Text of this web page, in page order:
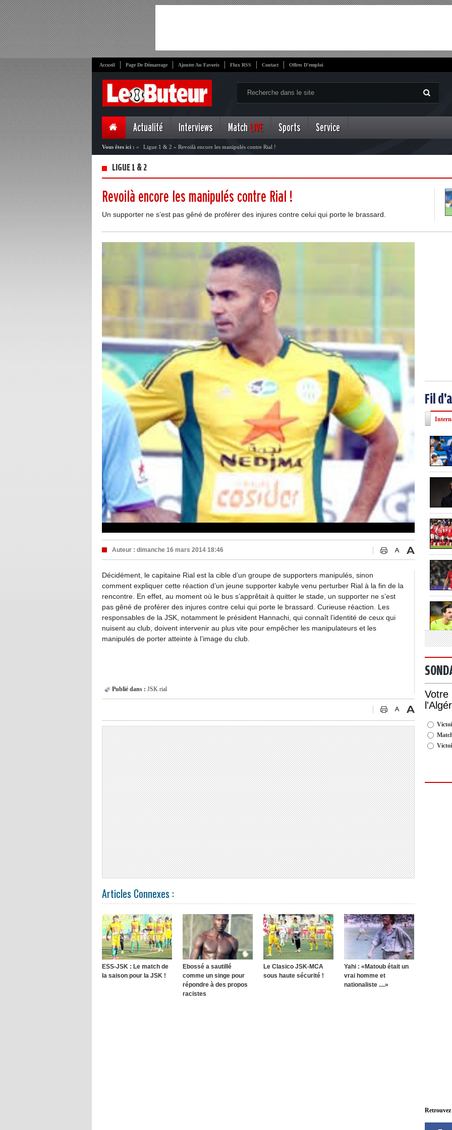
Accueil Page De Démarrage Ajouter Au Favoris Flux RSS Contact Offres D'emploi
Actualité Interviews Match LIVE Sports Service
Vous êtes ici : » Ligue 1 & 2 » Revoilà encore les manipulés contre Rial !
LIGUE 1 & 2
Revoilà encore les manipulés contre Rial !
Un supporter ne s’est pas gêné de proférer des injures contre celui qui porte le brassard.
Auteur : dimanche 16 mars 2014 18:46
Décidément, le capitaine Rial est la cible d’un groupe de supporters manipulés, sinon
comment expliquer cette réaction d’un jeune supporter kabyle venu perturber Rial à la fin de la
rencontre. En effet, au moment où le bus s’apprêtait à quitter le stade, un supporter ne s’est
pas gêné de proférer des injures contre celui qui porte le brassard. Curieuse réaction. Les
responsables de la JSK, notamment le président Hannachi, qui connaît l’identité de ceux qui
nuisent au club, doivent intervenir au plus vite pour empêcher les manipulateurs et les
manipulés de porter atteinte à l’image du club.
Publié dans : JSK rial
Articles Connexes :
ESS-JSK : Le match de
la saison pour la JSK !
Ebossé a sautillé
comme un singe pour
répondre à des propos
racistes
Le Clasico JSK-MCA
sous haute sécurité !
Yahi : «Matoub était un
vrai homme et
nationaliste ....»
Fil
Votre